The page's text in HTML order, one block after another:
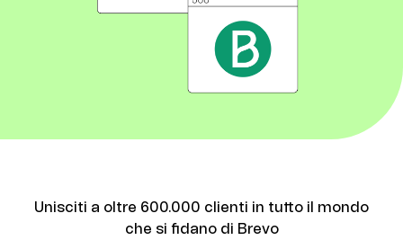
Unisciti a oltre 600.000 clienti in tutto il mondo
che si fidano di Brevo